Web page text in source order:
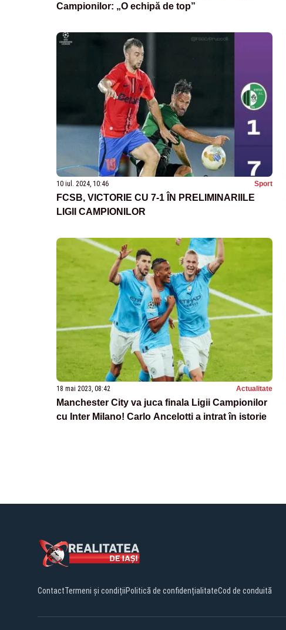
Campionilor: „O echipă de top”
10 iul. 2024, 10:46 Sport
FCSB, VICTORIE CU 7-1 ÎN PRELIMINARIILE
LIGII CAMPIONILOR
18 mai 2023, 08:42 Actualitate
Manchester City va juca finala Ligii Campionilor
cu Inter Milano! Carlo Ancelotti a intrat în istorie
ContactTermeni și condițiiPolitică de confidențialitateCod de conduită